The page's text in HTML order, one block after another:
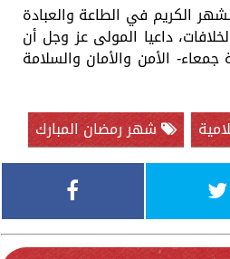
الكريم في الطاعة والعبادة
داعيا المولى عز وجل أن
جمعاء- الأمن والأمان والسلامة
شهر رمضان المبارك